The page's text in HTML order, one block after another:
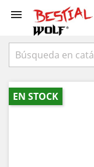

EN STOCK